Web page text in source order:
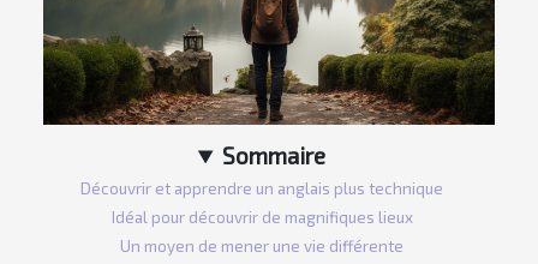
Sommaire
Découvrir et apprendre un anglais plus technique
Idéal pour découvrir de magnifiques lieux
Un moyen de mener une vie différente